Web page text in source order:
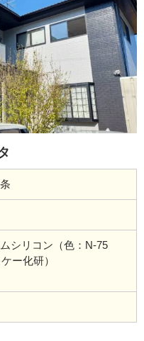
シリコン（色：N-75
ー化研）